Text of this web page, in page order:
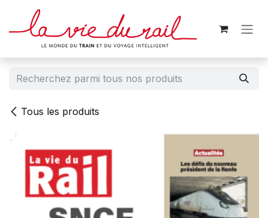
Se rendre au contenu
Tous les produits